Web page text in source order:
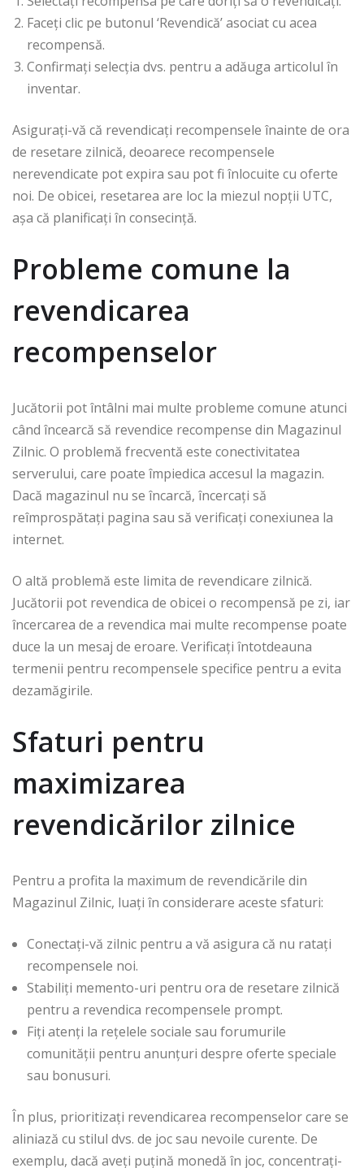
Faceți clic pe butonul ‘Revendică’ asociat cu acea
recompensă.
Confirmați selecția dvs. pentru a adăuga articolul în
inventar.
Asigurați-vă că revendicați recompensele înainte de ora
de resetare zilnică, deoarece recompensele
nerevendicate pot expira sau pot fi înlocuite cu oferte
noi. De obicei, resetarea are loc la miezul nopții UTC,
așa că planificați în consecință.
Probleme comune la
revendicarea
recompenselor
Jucătorii pot întâlni mai multe probleme comune atunci
când încearcă să revendice recompense din Magazinul
Zilnic. O problemă frecventă este conectivitatea
serverului, care poate împiedica accesul la magazin.
Dacă magazinul nu se încarcă, încercați să
reîmprospătați pagina sau să verificați conexiunea la
internet.
O altă problemă este limita de revendicare zilnică.
Jucătorii pot revendica de obicei o recompensă pe zi, iar
încercarea de a revendica mai multe recompense poate
duce la un mesaj de eroare. Verificați întotdeauna
termenii pentru recompensele specifice pentru a evita
dezamăgirile.
Sfaturi pentru
maximizarea
revendicărilor zilnice
Pentru a profita la maximum de revendicările din
Magazinul Zilnic, luați în considerare aceste sfaturi:
Conectați-vă zilnic pentru a vă asigura că nu ratați
recompensele noi.
Stabiliți memento-uri pentru ora de resetare zilnică
pentru a revendica recompensele prompt.
Fiți atenți la rețelele sociale sau forumurile
comunității pentru anunțuri despre oferte speciale
sau bonusuri.
În plus, prioritizați revendicarea recompenselor care se
aliniază cu stilul dvs. de joc sau nevoile curente. De
exemplu, dacă aveți puțină monedă în joc, concentrați-